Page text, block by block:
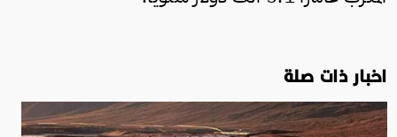
اخبار ذات صلة